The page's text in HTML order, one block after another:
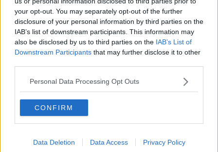
your opt-out. You may separately opt-out of the further
disclosure of your personal information by third parties on the
IAB’s list of downstream participants. This information may
also be disclosed by us to third parties on the IAB’s List of
Downstream Participants that may further disclose it to other
Personal Data Processing Opt Outs
CONFIRM
Data Deletion Data Access Privacy Policy
#1MAGGIOALMUSEO, dove andare in Toscana
La lingua degli ingegneri e il debito con Leonardo
Riaprono il Museo Archeologico e Villa Corsini
Domenica al museo, visite gratuite in tutta la
Capodanno al museo? Si può, ecco quelli aperti
Anniversario della Liberazione, le celebrazioni e
gli eventi a Firenze